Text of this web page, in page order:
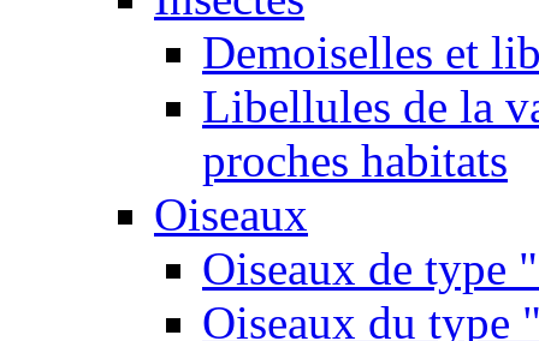
Demoiselles et
Libellules de la
proches habitats
Oiseaux
Oiseaux de type
Oiseaux du type